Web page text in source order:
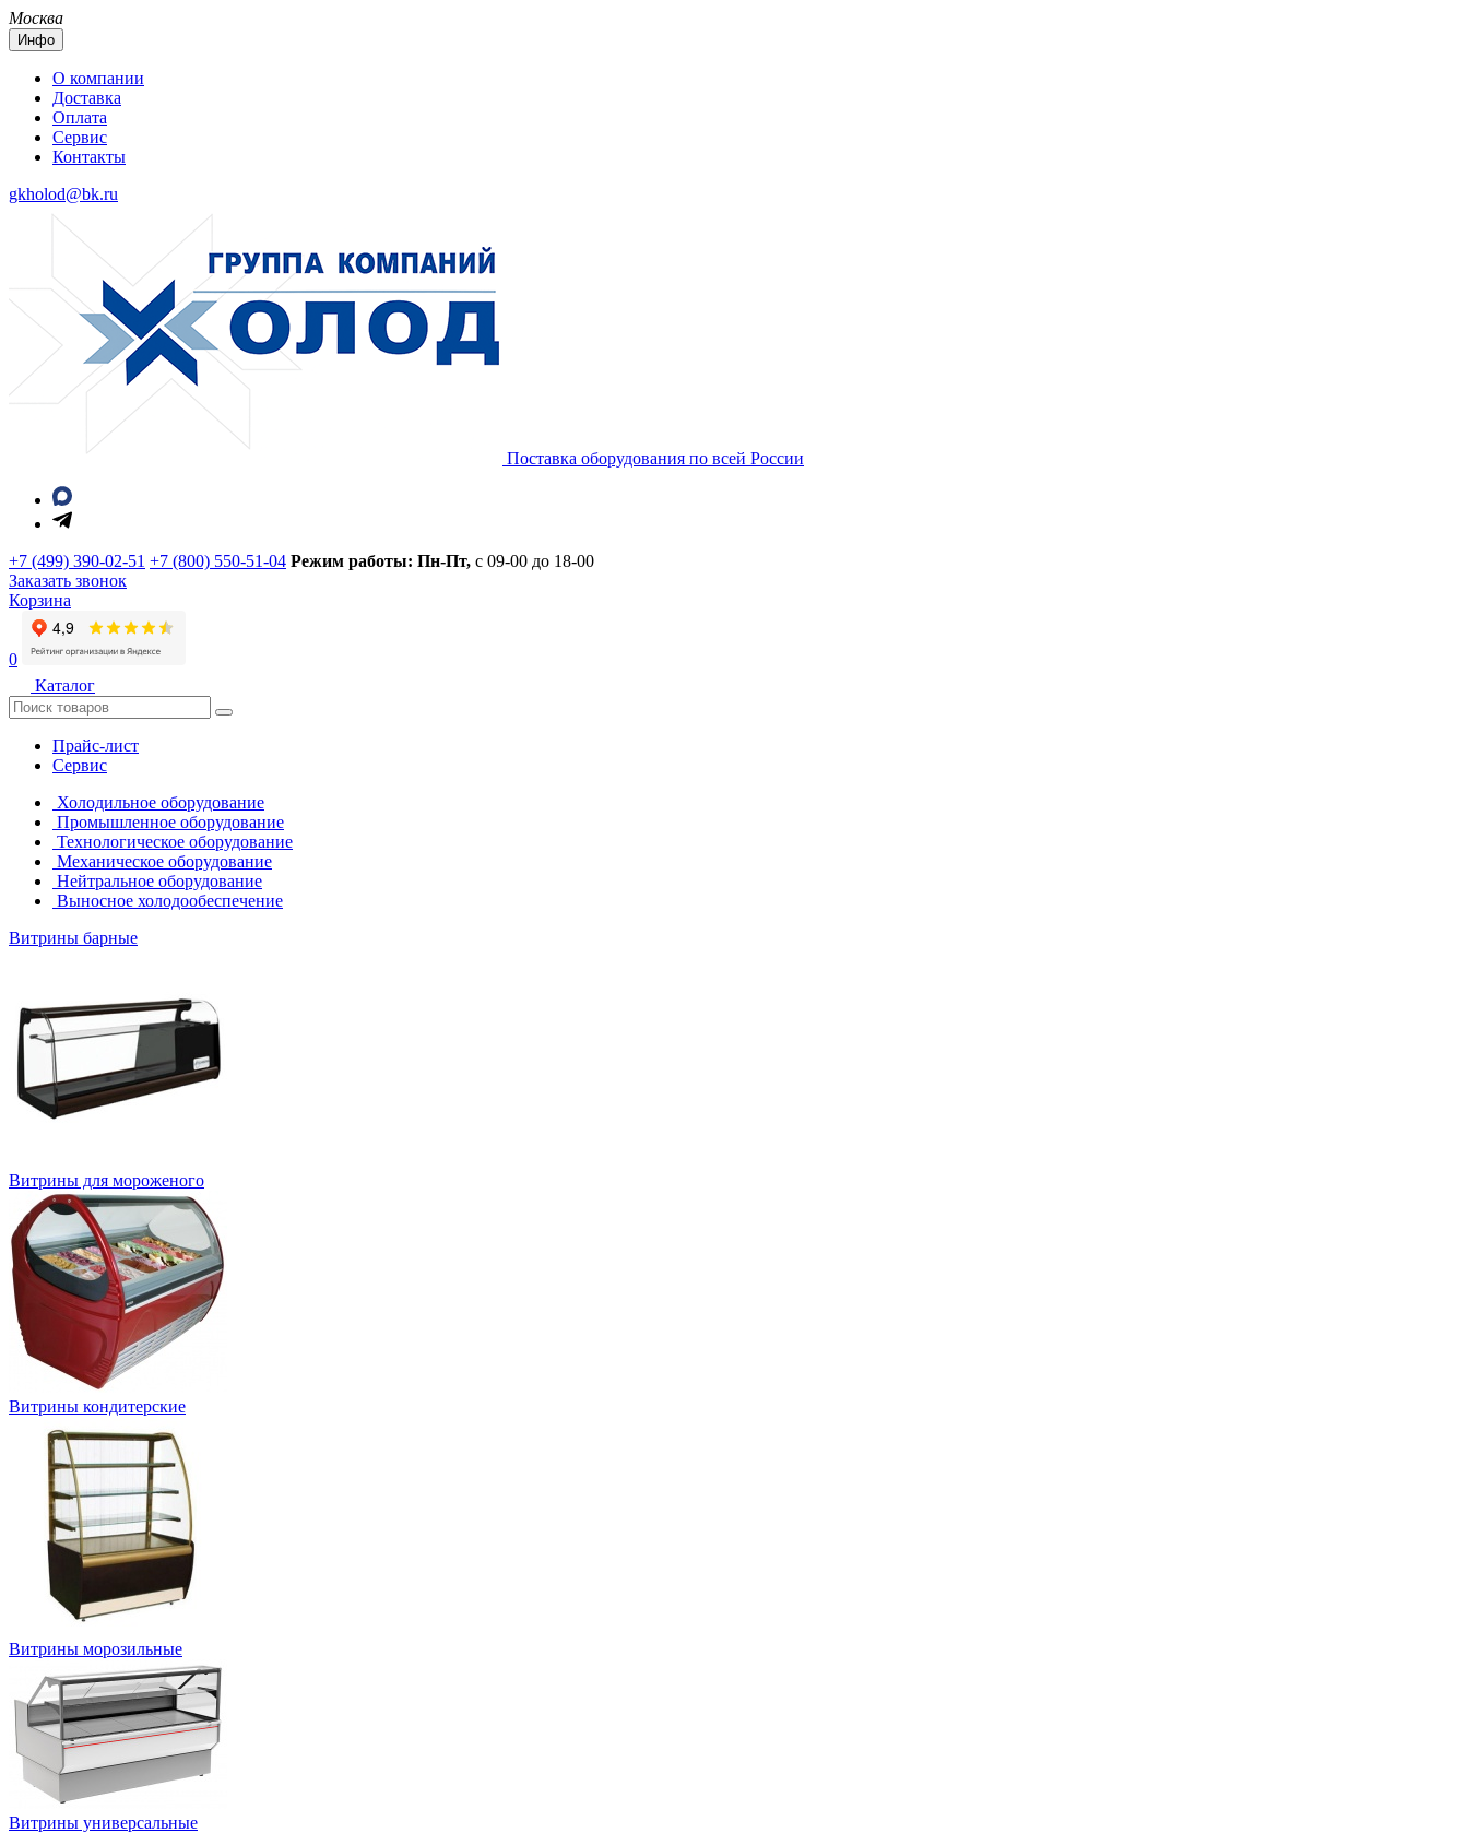
Москва
Инфо
О компании
Доставка
Оплата
Сервис
Контакты
gkholod@bk.ru
Поставка оборудования по всей России
+7 (499) 390-02-51 +7 (800) 550-51-04 Режим работы: Пн-Пт, с 09-00 до 18-00
Заказать звонок
Корзина
0
Каталог
Прайс-лист
Сервис
Холодильное оборудование
Промышленное оборудование
Технологическое оборудование
Механическое оборудование
Нейтральное оборудование
Выносное холодообеспечение
Витрины барные
Витрины для мороженого
Витрины кондитерские
Витрины морозильные
Витрины универсальные